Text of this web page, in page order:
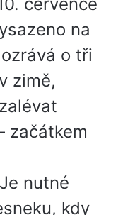
na
o tři
zimě,
začátkem
nutné
kdy